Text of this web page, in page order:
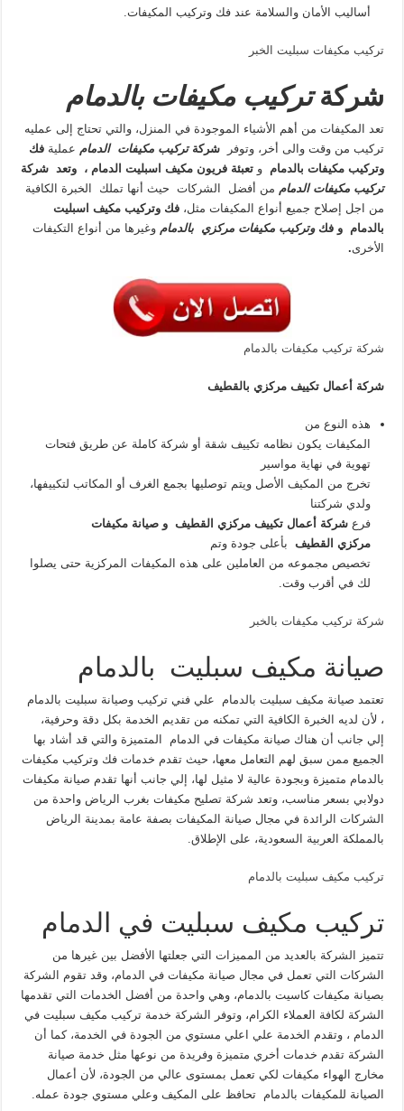
أساليب الأمان والسلامة عند فك وتركيب المكيفات.
تركيب مكيفات سبليت الخبر
شركةتركيب مكيفات بالدمام
تعد المكيفات من أهم الأشياء الموجودة في المنزل، والتي تحتاج إلى عمليه
تركيب من وقت والى أخر، وتوفرشركةتركيب مكيفات الدمام عمليةفك
وتركيب مكيفات بالدمام وتعبئة فريون مكيف اسبليت الدمام ، وتعد شركة
تركيب مكيفات الدمام من أفضل الشركات حيث أنها تملك الخبرة الكافية
من اجل إصلاح جميع أنواع المكيفات مثل،فك وتركيب مكيف اسبليت
بالدمام و فكوتركيب مكيفات مركزي بالدماموغيرها من أنواع التكيفات
الأخرى.
شركة تركيب مكيفات بالدمام
شركة أعمال تكييف مركزي بالقطيف
هذه النوع من
المكيفات يكون نظامه تكييف شقة أو شركة كاملة عن طريق فتحات
تهوية في نهاية مواسير
تخرج من المكيف الأصل ويتم توصليها بجمع الغرف أو المكاتب لتكييفها،
ولدي شركتنا
فرعشركة أعمال تكييف مركزي القطيف و صيانة مكيفات
مركزي القطيف بأعلى جودة وتم
تخصيص مجموعه من العاملين على هذه المكيفات المركزية حتى يصلوا
لك في أقرب وقت.
شركة تركيب مكيفات بالخبر
صيانة مكيف سبليت بالدمام
تعتمد صيانة مكيف سبليت بالدمام علي فني تركيب وصيانة سبليت بالدمام
، لأن لديه الخبرة الكافية التي تمكنه من تقديم الخدمة بكل دقة وحرفية،
إلي جانب أن هناك صيانة مكيفات في الدمام المتميزة والتي قد أشاد بها
الجميع ممن سبق لهم التعامل معها، حيث تقدم خدمات فك وتركيب مكيفات
بالدمام متميزة وبجودة عالية لا مثيل لها، إلي جانب أنها تقدم صيانة مكيفات
دولابي بسعر مناسب، وتعد شركة تصليح مكيفات بغرب الرياض واحدة من
الشركات الرائدة في مجال صيانة المكيفات بصفة عامة بمدينة الرياض
بالمملكة العربية السعودية، على الإطلاق.
تركيب مكيف سبليت بالدمام
تركيب مكيف سبليت في الدمام
تتميز الشركة بالعديد من المميزات التي جعلتها الأفضل بين غيرها من
الشركات التي تعمل في مجال صيانة مكيفات في الدمام، وقد تقوم الشركة
بصيانة مكيفات كاسيت بالدمام، وهي واحدة من أفضل الخدمات التي تقدمها
الشركة لكافة العملاء الكرام، وتوفر الشركة خدمة تركيب مكيف سبليت في
الدمام ، وتقدم الخدمة علي اعلي مستوي من الجودة في الخدمة، كما أن
الشركة تقدم خدمات أخري متميزة وفريدة من نوعها مثل خدمة صيانة
مخارج الهواء مكيفات لكي تعمل بمستوى عالي من الجودة، لأن أعمال
الصيانة للمكيفات بالدمام تحافظ على المكيف وعلي مستوي جودة عمله.